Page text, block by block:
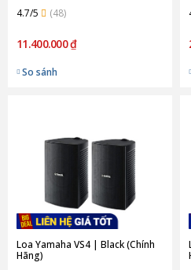
4.7/5
(48)
11.400.000 ₫
So sánh
Loa Yamaha VS4 | Black (Chính
Hãng)